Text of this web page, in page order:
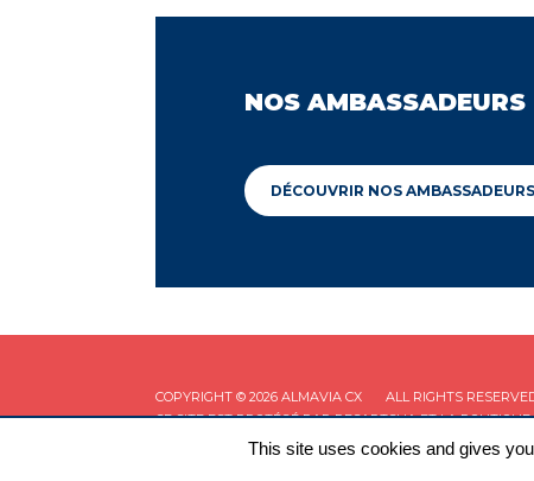
NOS AMBASSADEURS
DÉCOUVRIR NOS AMBASSADEURS
COPYRIGHT © 2026 ALMAVIA CX ALL RIGHTS
CE SITE EST PROTÉGÉ PAR RECAPTCHA ET LA
This site uses cookies and gives